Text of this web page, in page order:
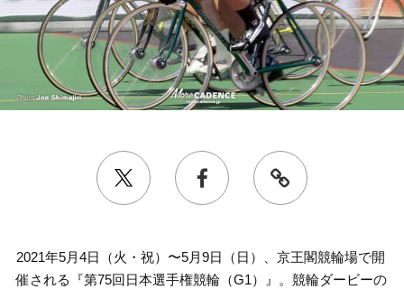
2021年5月4日（火・祝）〜5月9日（日）、京王閣競輪場で開
催される『第75回日本選手権競輪（G1）』。競輪ダービーの